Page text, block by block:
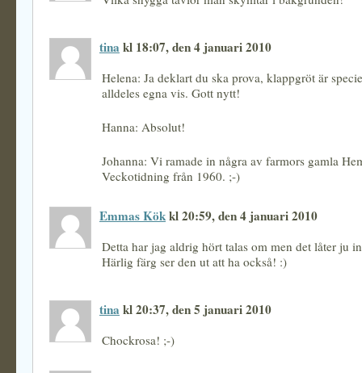
tina kl 18:07, den 4 januari 2010
Helena: Ja deklart du ska prova, klappgröt är
alldeles egna vis. Gott nytt!
Hanna: Absolut!
Johanna: Vi ramade in några av farmors gamla
Veckotidning från 1960. ;-)
Emmas Kökkl 20:59, den 4 januari 2010
Detta har jag aldrig hört talas om men det låter ju
Härlig färg ser den ut att ha också! :)
tina kl 20:37, den 5 januari 2010
Chockrosa! ;-)